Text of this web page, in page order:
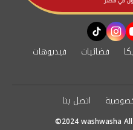
instagram
tiktok
فضائيات
فيديوهات
اتصل بنا
©2024 washwasha